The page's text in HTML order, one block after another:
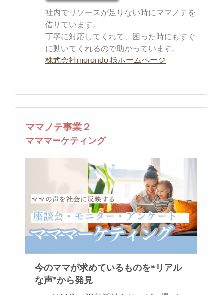
社内でリソースが足りない時にママノテを
借りています。
丁寧に対応してくれて、困った時にもすぐ
に動いてくれるので助かっています。
株式会社morondo 様ホームページ
ママノテ事業２
マママーケティング
今のママが求めているものを“リアル
な声”から発見